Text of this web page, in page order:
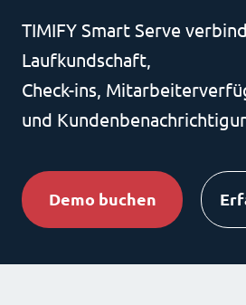
TIMIFY Smart Serve
Laufkundschaft,
Check-ins,
und
Demo buchen